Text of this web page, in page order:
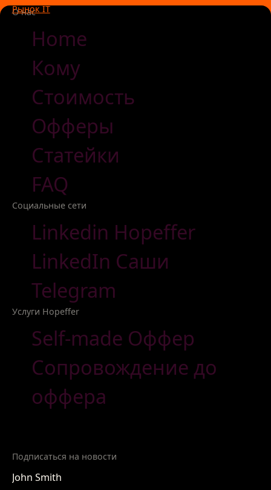
Рынок IT/6 Июня 2026
О нас
Home
Кому
Стоимость
Офферы
Статейки
FAQ
Социальные сети
Linkedin Hopeffer
LinkedIn Саши
Telegram
Услуги Hopeffer
Self-made Оффер
Сопровождение до
оффера
Подписаться на новости